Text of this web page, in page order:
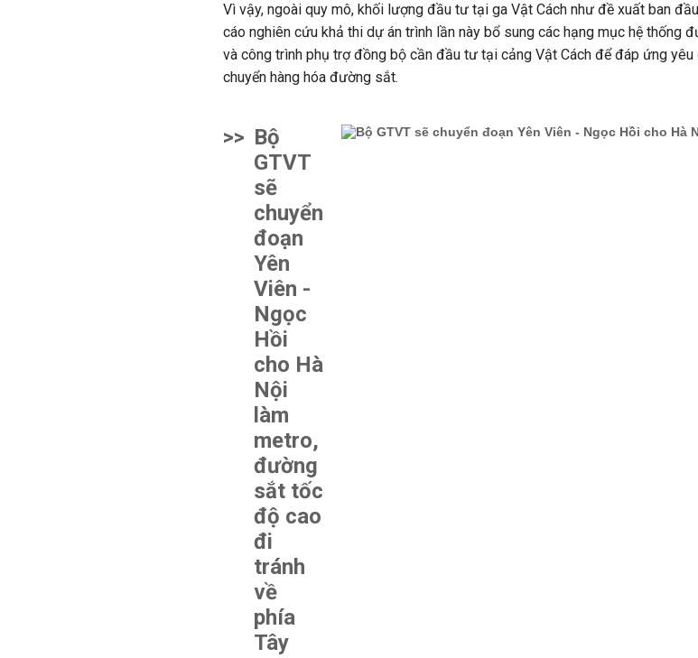
Vì vậy, ngoài quy mô, khối lượng đầu tư tại ga Vật Cách như đề xuất ban
cáo nghiên cứu khả thi dự án trình lần này bổ sung các hạng mục hệ thống
và công trình phụ trợ đồng bộ cần đầu tư tại cảng Vật Cách để đáp ứng yêu
chuyển hàng hóa đường sắt.
>> Bộ
GTVT
sẽ
chuyển
đoạn
Yên
Viên -
Ngọc
Hồi
cho Hà
Nội
làm
metro,
đường
sắt tốc
độ cao
đi
tránh
về
phía
Tây